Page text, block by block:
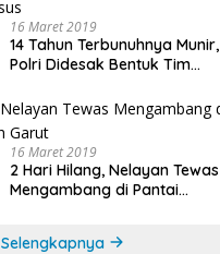
16 Maret 2019
14 Tahun Terbunuhnya Munir,
Polri Didesak Bentuk Tim
16 Maret 2019
2 Hari Hilang, Nelayan Tewas
Mengambang di Pantai
Selengkapnya